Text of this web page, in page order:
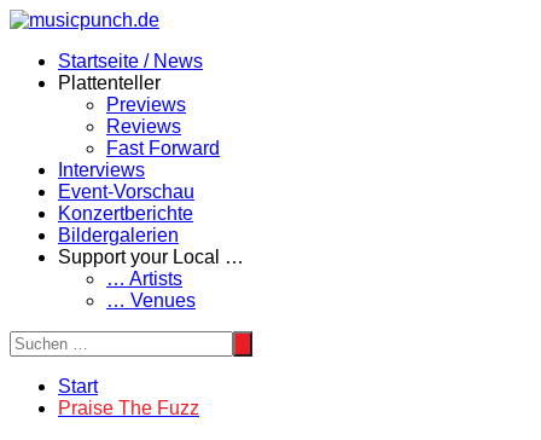
Zum
springenStartseite / News
Plattenteller
Previews
Reviews
Fast Forward
Interviews
Event-Vorschau
Konzertberichte
Bildergalerien
Support your Local …
… Artists
… Venues
Start
Praise The Fuzz